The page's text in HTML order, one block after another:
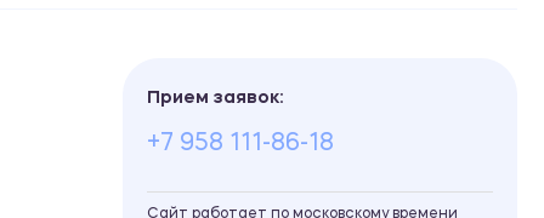
Прием заявок:
+7 958 111-86-18
Сайт работает по московскому времени